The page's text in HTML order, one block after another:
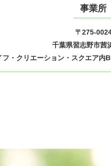
事業所
〒275-
千葉県習志野市茜
フ・クリエーション・スクエア内